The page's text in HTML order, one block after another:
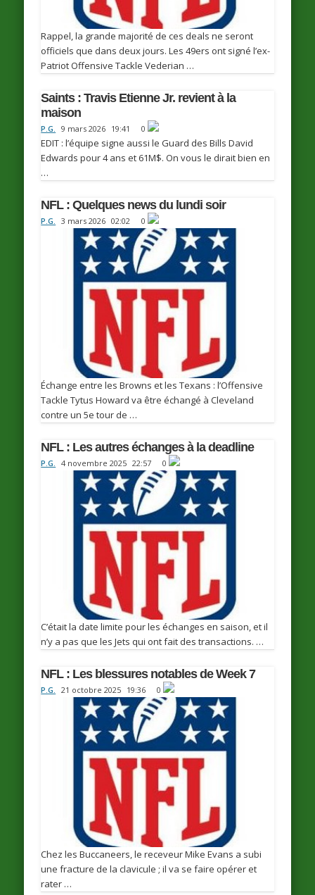
Rappel, la grande majorité de ces deals ne seront
officiels que dans deux jours. Les 49ers ont signé l’ex-
Patriot Offensive Tackle Vederian …
Saints : Travis Etienne Jr. revient à la
maison
P.G. 9 mars 2026 19:41 0
EDIT : l’équipe signe aussi le Guard des Bills David
Edwards pour 4 ans et 61M$. On vous le dirait bien en
…
NFL : Quelques news du lundi soir
P.G. 3 mars 2026 02:02 0
Échange entre les Browns et les Texans : l’Offensive
Tackle Tytus Howard va être échangé à Cleveland
contre un 5e tour de …
NFL : Les autres échanges à la deadline
P.G. 4 novembre 2025 22:57 0
C’était la date limite pour les échanges en saison, et il
n’y a pas que les Jets qui ont fait des transactions. …
NFL : Les blessures notables de Week 7
P.G. 21 octobre 2025 19:36 0
Chez les Buccaneers, le receveur Mike Evans a subi
une fracture de la clavicule ; il va se faire opérer et
rater …